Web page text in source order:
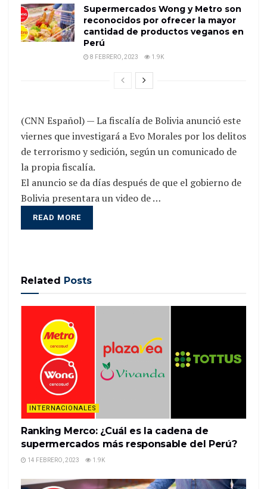
Supermercados Wong y Metro son
reconocidos por ofrecer la mayor
cantidad de productos veganos en
Perú
8 FEBRERO, 2023 1.9K
(CNN Español) — La fiscalía de Bolivia anunció este
viernes que investigará a Evo Morales por los delitos
de terrorismo y sedición, según un comunicado de
la propia fiscalía.
El anuncio se da días después de que el gobierno de
Bolivia presentara un video de …
READ MORE
Related Posts
INTERNACIONALES
Ranking Merco: ¿Cuál es la cadena de
supermercados más responsable del Perú?
14 FEBRERO, 2023 1.9K